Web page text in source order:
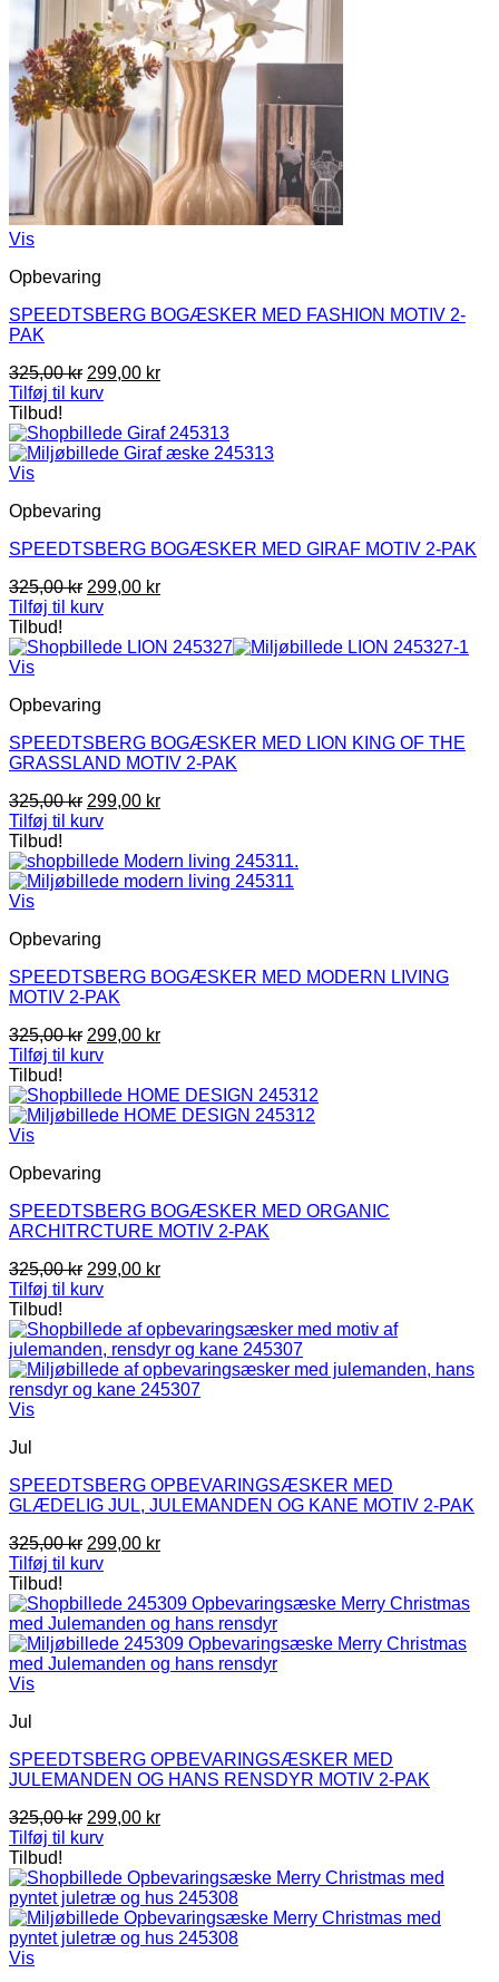
Vis
Opbevaring
SPEEDTSBERG BOGÆSKER MED FASHION MOTIV 2-
PAK
325,00kr Den
oprindelige
var:
325,00 kr.
299,00 krDen
er:
299,00 kr.
Tilføj til kurv
Tilbud!
Vis
Opbevaring
SPEEDTSBERG BOGÆSKER MED GIRAF MOTIV 2-PAK
325,00kr Den
oprindelige
var:
299,00 krDen
er:
Tilføj til kurv
Tilbud!
Vis
Opbevaring
SPEEDTSBERG BOGÆSKER MED LION KING OF THE
GRASSLAND MOTIV 2-PAK
325,00kr Den
oprindelige
var:
325,00 kr.
299,00 krDen
er:
299,00 kr.
Tilføj til kurv
Tilbud!
Vis
Opbevaring
SPEEDTSBERG BOGÆSKER MED MODERN LIVING
MOTIV 2-PAK
325,00kr Den
oprindelige
var:
325,00 kr.
299,00 krDen
er:
299,00 kr.
Tilføj til kurv
Tilbud!
Vis
Opbevaring
SPEEDTSBERG BOGÆSKER MED ORGANIC
ARCHITRCTURE MOTIV 2-PAK
325,00kr Den
oprindelige
var:
325,00 kr.
299,00 krDen
er:
299,00 kr.
Tilføj til kurv
Tilbud!
Vis
Jul
SPEEDTSBERG OPBEVARINGSÆSKER MED
GLÆDELIG JUL, JULEMANDEN OG KANE MOTIV 2-PAK
325,00kr Den
oprindelige
var:
325,00 kr.
299,00 krDen
er:
299,00 kr.
Tilføj til kurv
Tilbud!
Vis
Jul
SPEEDTSBERG OPBEVARINGSÆSKER MED
JULEMANDEN OG HANS RENSDYR MOTIV 2-PAK
325,00kr Den
oprindelige
var:
325,00 kr.
299,00 krDen
er:
299,00 kr.
Tilføj til kurv
Tilbud!
Vis